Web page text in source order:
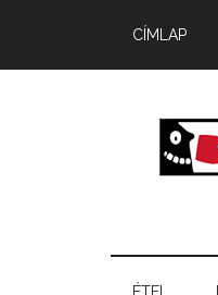
CÍMLAP